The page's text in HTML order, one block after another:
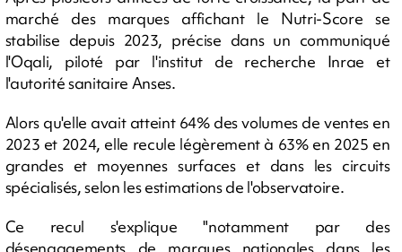
marché des marques affichant le Nutri-Score se
stabilise depuis 2023, précise dans un communiqué
l'Oqali, piloté par l'institut de recherche Inrae et
l'autorité sanitaire Anses.
Alors qu'elle avait atteint 64% des volumes de ventes en
2023 et 2024, elle recule légèrement à 63% en 2025 en
grandes et moyennes surfaces et dans les circuits
spécialisés, selon les estimations de l'observatoire.
Ce recul s'explique "notamment par des
désengagements de marques nationales dans les